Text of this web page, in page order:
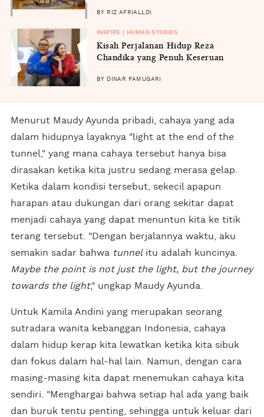
BY RIZ AFRIALLDI
INSPIRE | HUMAN STORIES
Kisah Perjalanan Hidup Reza
Chandika yang Penuh Keseruan
BY DINAR PAMUGARI
Menurut Maudy Ayunda pribadi, cahaya yang ada
dalam hidupnya layaknya "light at the end of the
tunnel," yang mana cahaya tersebut hanya bisa
dirasakan ketika kita justru sedang merasa gelap.
Ketika dalam kondisi tersebut, sekecil apapun
harapan atau dukungan dari orang sekitar dapat
menjadi cahaya yang dapat menuntun kita ke titik
terang tersebut. "Dengan berjalannya waktu, aku
semakin sadar bahwa tunnelitu adalah kuncinya.
Maybe the point is not just the light, but the journey
towards the light," ungkap Maudy Ayunda.
Untuk Kamila Andini yang merupakan seorang
sutradara wanita kebanggan Indonesia, cahaya
dalam hidup kerap kita lewatkan ketika kita sibuk
dan fokus dalam hal-hal lain. Namun, dengan cara
masing-masing kita dapat menemukan cahaya kita
sendiri. "Menghargai bahwa setiap hal ada yang baik
dan buruk tentu penting, sehingga untuk keluar dari